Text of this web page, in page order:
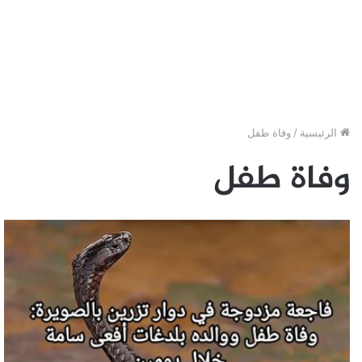
الرئيسية / وفاة طفل
وفاة طفل